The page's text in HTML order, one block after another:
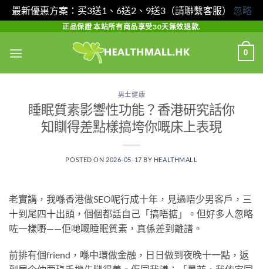
最新優惠方案：买3送1、6送2、9送3（請聯繫客服） 忽略
content
正品保證 本站所有商品享受30天無效退款.
0
男士健康
睡眠質素影響性功能？香港研究話你
知瞓得差點樣搞垮你嘅床上表現
POSTED ON 2026-05-17 BY HEALTHMALL
老實講，我喺香港做SEO呢行成十年，見過唔少男客戶，三
十到尾四十出頭，個個都話自己「搞唔掂」。但好多人忽略
咗一樣嘢——佢哋嘅睡眠質素，真係差到離譜。
前排有個friend，喺中環做金融，日日做到夜晚十一點，返